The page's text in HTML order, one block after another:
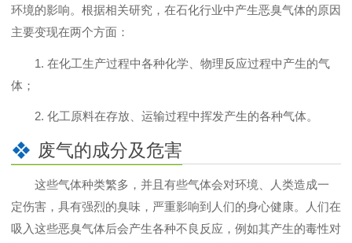
环境的影响。根据相关研究，在石化行业中产生恶臭气体的原因
主要变现在两个方面：
1. 在化工生产过程中各种化学、物理反应过程中产生的气
体；
2. 化工原料在存放、运输过程中挥发产生的各种气体。
废气的成分及危害
这些气体种类繁多，并且有些气体会对环境、人类造成一
定伤害，具有强烈的臭味，严重影响到人们的身心健康。人们在
吸入这些恶臭气体后会产生各种不良反应，例如其产生的毒性对